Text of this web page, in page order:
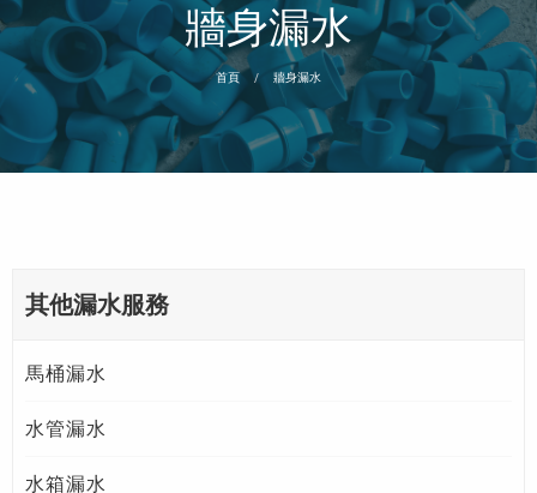
牆身漏水
首頁 牆身漏水
其他漏水服務
馬桶漏水
水管漏水
水箱漏水